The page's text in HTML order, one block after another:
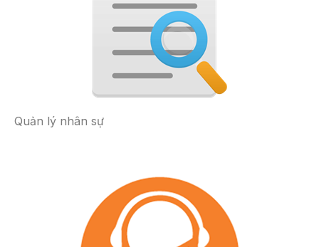
Quản lý nhân sự